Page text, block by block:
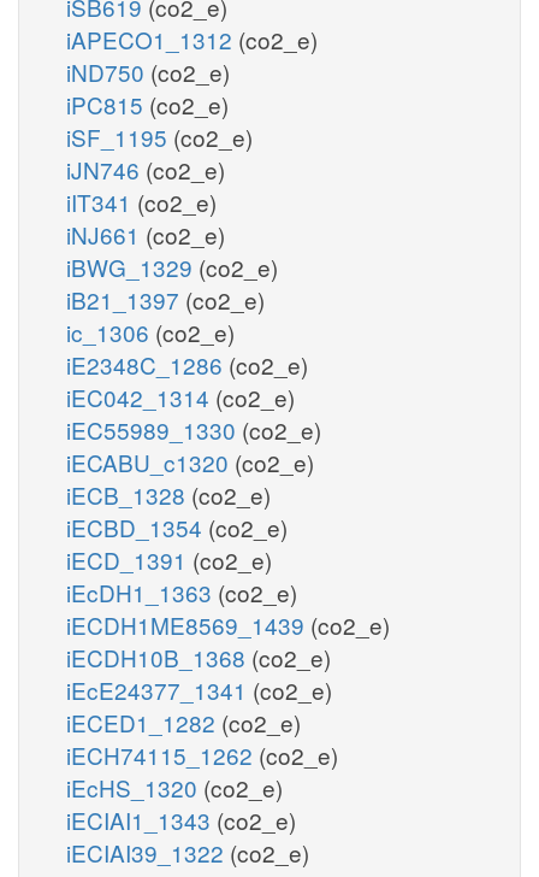
iAPECO1_1312 (co2_e)
iND750 (co2_e)
iPC815 (co2_e)
iSF_1195 (co2_e)
iJN746 (co2_e)
iIT341 (co2_e)
iNJ661 (co2_e)
iBWG_1329 (co2_e)
iB21_1397 (co2_e)
ic_1306 (co2_e)
iE2348C_1286 (co2_e)
iEC042_1314 (co2_e)
iEC55989_1330 (co2_e)
iECABU_c1320 (co2_e)
iECB_1328 (co2_e)
iECBD_1354 (co2_e)
iECD_1391 (co2_e)
iEcDH1_1363 (co2_e)
iECDH1ME8569_1439 (co2_e)
iECDH10B_1368 (co2_e)
iEcE24377_1341 (co2_e)
iECED1_1282 (co2_e)
iECH74115_1262 (co2_e)
iEcHS_1320 (co2_e)
iECIAI1_1343 (co2_e)
iECIAI39_1322 (co2_e)